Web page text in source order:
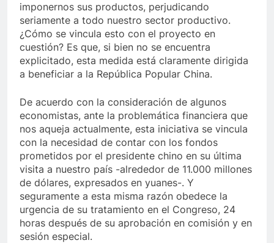
imponernos sus productos, perjudicando
seriamente a todo nuestro sector productivo.
¿Cómo se vincula esto con el proyecto en
cuestión? Es que, si bien no se encuentra
explicitado, esta medida está claramente dirigida
a beneficiar a la República Popular China.
De acuerdo con la consideración de algunos
economistas, ante la problemática financiera que
nos aqueja actualmente, esta iniciativa se vincula
con la necesidad de contar con los fondos
prometidos por el presidente chino en su última
visita a nuestro país -alrededor de 11.000 millones
de dólares, expresados en yuanes-. Y
seguramente a esta misma razón obedece la
urgencia de su tratamiento en el Congreso, 24
horas después de su aprobación en comisión y en
sesión especial.